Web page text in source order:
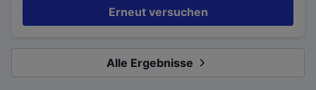
Erneut versuchen
Alle Ergebnisse